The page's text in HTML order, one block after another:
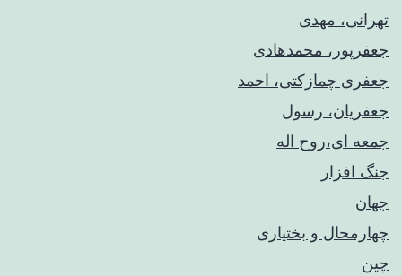
تهرانی، مهدی
جعفرپور، محمدهادی
جعفری چمازکتی، احمد
جعفریان، رسول
جمعه ای،روح اله
جنگ افزار
جهان
چهارمحال و بختیاری
چین